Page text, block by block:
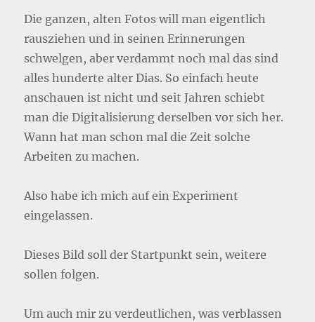
Die ganzen, alten Fotos will man eigentlich
rausziehen und in seinen Erinnerungen
schwelgen, aber verdammt noch mal das sind
alles hunderte alter Dias. So einfach heute
anschauen ist nicht und seit Jahren schiebt
man die Digitalisierung derselben vor sich her.
Wann hat man schon mal die Zeit solche
Arbeiten zu machen.
Also habe ich mich auf ein Experiment
eingelassen.
Dieses Bild soll der Startpunkt sein, weitere
sollen folgen.
Um auch mir zu verdeutlichen, was verblassen